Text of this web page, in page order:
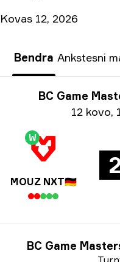
Kovas 12, 2026
Bendra Ankstesni
Turnyro informacija
BC Game
Informacija apie datą
12 kovo,
W
MOUZ NXT🇩🇪
BC Game